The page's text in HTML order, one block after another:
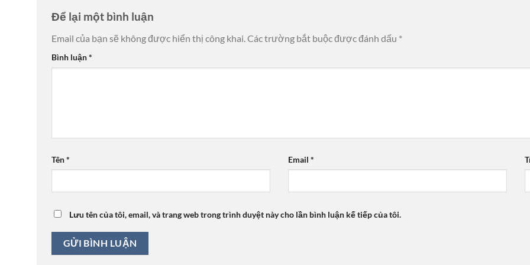
Để lại một bình luận
Email của bạn sẽ không được hiển thị công khai.Các trường bắt buộc được đánh dấu *
Bình luận*
Tên* Email *
Lưu tên của tôi, email, và trang web trong trình duyệt này cho lần bình luận kế tiếp của tôi.